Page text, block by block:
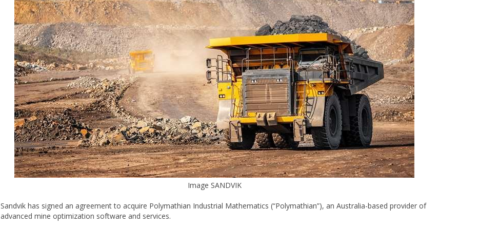
Image SANDVIK
Sandvik has signed an agreement to acquire Polymathian Industrial Mathematics (“Polymathian”), an Australia-based provider of
advanced mine optimization software and services.